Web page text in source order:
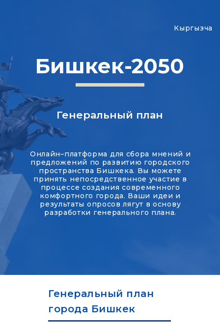
Генеральный план
Онлайн–платформа для сбора мнений и
предложений по развитию городского
пространства Бишкека. Вы можете
принять непосредственное участие в
процессе создания современного
комфортного города. Ваши идеи и
результаты опросов лягут в основу
разработки генерального плана.
Генеральный план
города Бишкек